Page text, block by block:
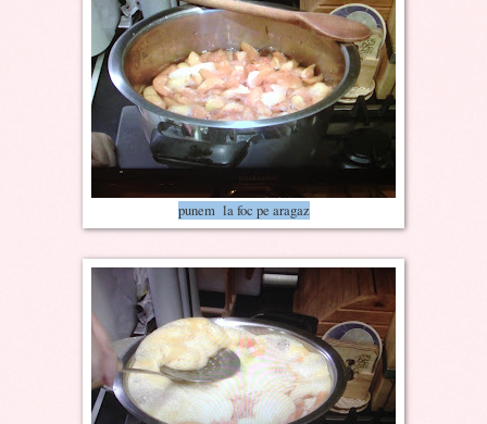
punem la foc pe aragaz